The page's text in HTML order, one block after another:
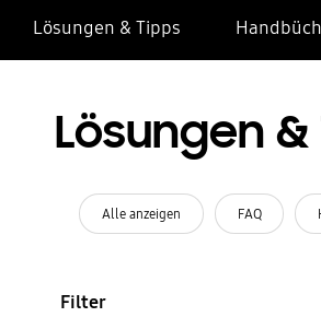
Lösungen & Tipps
Lösungen
Alle anzeigen FAQ
Filter